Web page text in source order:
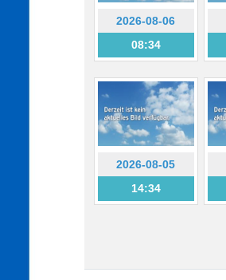
2026-08-06
08:34
2026-08-05
14:34